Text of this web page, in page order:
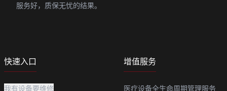
服务好，质保无忧的结果。
快速入口
我有设备要维修
增值服务
医疗设备全生命周期管理服务